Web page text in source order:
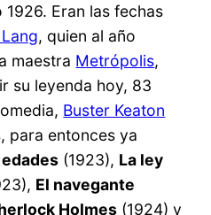
Eran las fechas
, quien al año
maestra Metrópolis,
su leyenda hoy, 83
Buster Keaton
para entonces ya
(1923), La ley
El navegante
Holmes (1924) y